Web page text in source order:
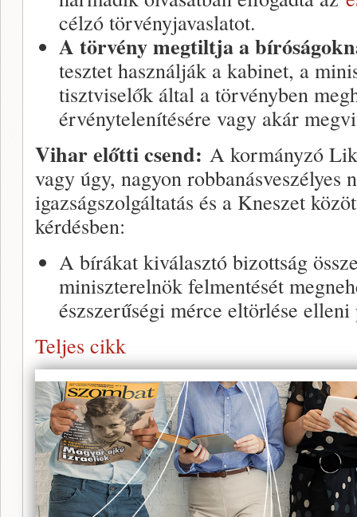
célzó törvényjavaslatot.
A törvény megtiltja a
tesztet használják a kabinet, a
tisztviselők által a törvényben
érvénytelenítésére vagy akár
Vihar előtti csend: A kormányzó
vagy úgy, nagyon robbanásveszélyes
igazságszolgáltatás és a Kneszet
kérdésben:
A bírákat kiválasztó bizottság
miniszterelnök felmentését
észszerűségi mérce eltörlése
Teljes cikk